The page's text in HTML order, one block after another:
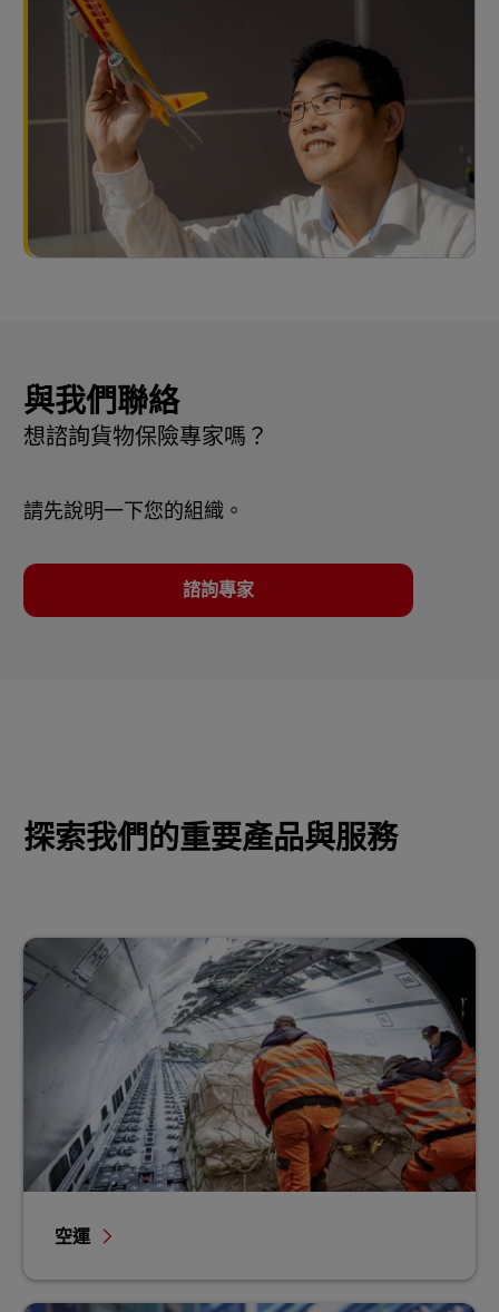
與我們聯絡
想諮詢貨物保險專家嗎？
請先說明一下您的組織。
諮詢專家
探索我們的重要產品與服務
空運